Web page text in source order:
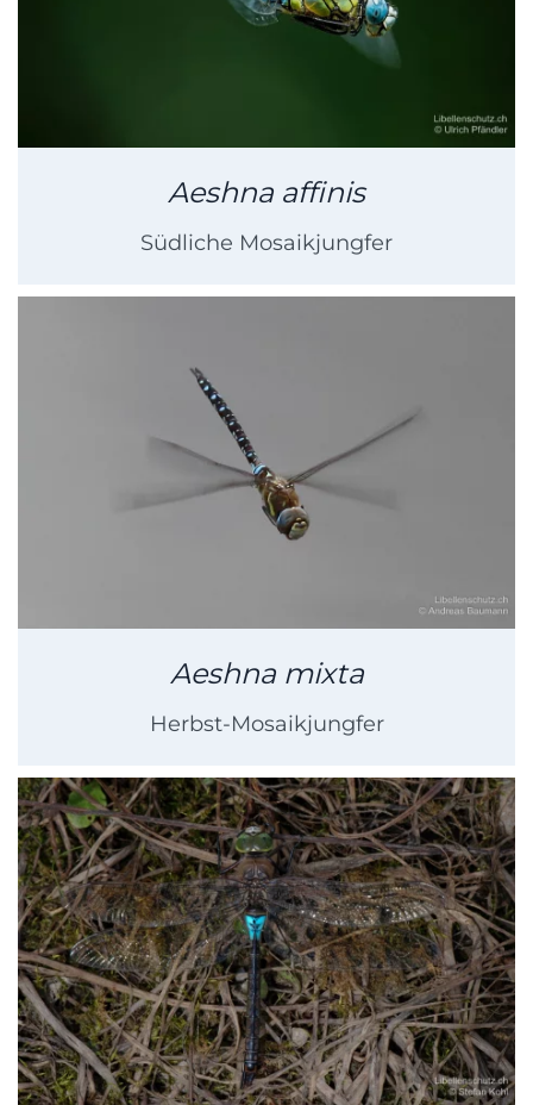
Aeshna affinis
Südliche Mosaikjungfer
Aeshna mixta
Herbst-Mosaikjungfer